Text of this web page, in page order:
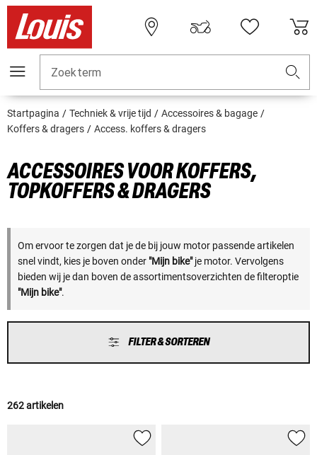
Zoekterm
Startpagina Techniek & vrije tijd
Accessoires & bagage
Koffers & dragers
Access. koffers & dragers
ACCESSOIRES VOOR KOFFERS,
TOPKOFFERS & DRAGERS
Om ervoor te zorgen dat je de bij jouw motor passende artikelen
snel vindt, kies je boven onder "Mijn bike"je motor. Vervolgens
bieden wij je dan boven de assortimentsoverzichten de filteroptie
"Mijn bike".
FILTER & SORTEREN
262 artikelen